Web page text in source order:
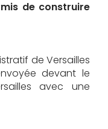
de construire
de Versailles
devant le
avec une